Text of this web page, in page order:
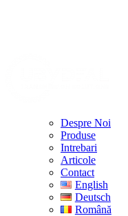
Despre Noi
Produse
Intrebari
Articole
Contact
English
Deutsch
Română